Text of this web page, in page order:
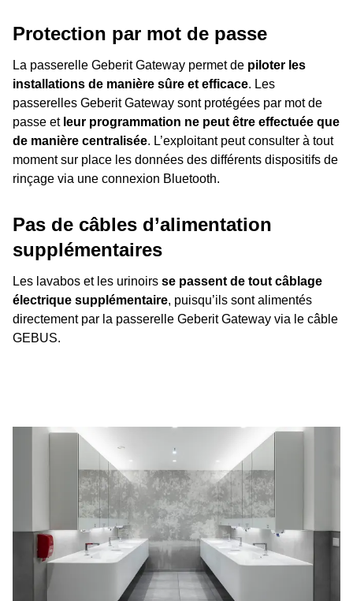
Protection par mot de passe
La passerelle Geberit Gateway permet de piloter les
installations de manière sûre et efficace. Les
passerelles Geberit Gateway sont protégées par mot de
passe et leur programmation ne peut être effectuée que
de manière centralisée. L’exploitant peut consulter à tout
moment sur place les données des différents dispositifs de
rinçage via une connexion Bluetooth.
Pas de câbles d’alimentation
supplémentaires
Les lavabos et les urinoirs se passent de tout câblage
électrique supplémentaire, puisqu’ils sont alimentés
directement par la passerelle Geberit Gateway via le câble
GEBUS.